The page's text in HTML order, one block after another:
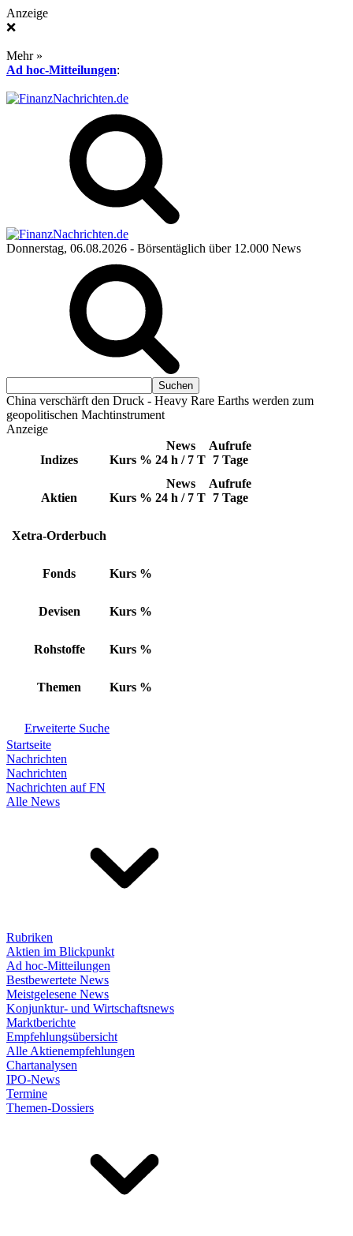
Anzeige
❌
Mehr »
Ad hoc-Mitteilungen:
Donnerstag, 06.08.2026 - Börsentäglich über 12.000 News
China verschärft den Druck - Heavy Rare Earths werden zum
geopolitischen Machtinstrument
Anzeige
Indizes Kurs %
News
24 h / 7 T
Aufrufe
7 Tage
Aktien Kurs %
News
24 h / 7 T
Aufrufe
7 Tage
Xetra-Orderbuch
Fonds Kurs %
Devisen Kurs %
Rohstoffe Kurs %
Themen Kurs %
Erweiterte Suche
Startseite
Nachrichten
Nachrichten
Nachrichten auf FN
Alle News
Rubriken
Aktien im Blickpunkt
Ad hoc-Mitteilungen
Bestbewertete News
Meistgelesene News
Konjunktur- und Wirtschaftsnews
Marktberichte
Empfehlungsübersicht
Alle Aktienempfehlungen
Chartanalysen
IPO-News
Termine
Themen-Dossiers